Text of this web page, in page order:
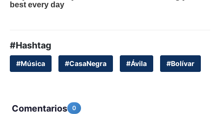
#Hashtag
#Música #CasaNegra #Ávila #Bolívar
Comentarios 0